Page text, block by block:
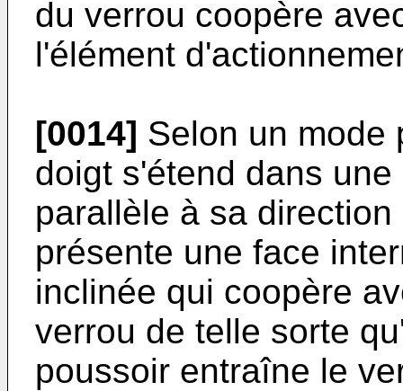
du verrou coopère
l'élément
[0014] Selon un mode
doigt s'étend dans
parallèle à sa
présente une face
inclinée qui coopère
verrou de telle sorte
poussoir entraîne le